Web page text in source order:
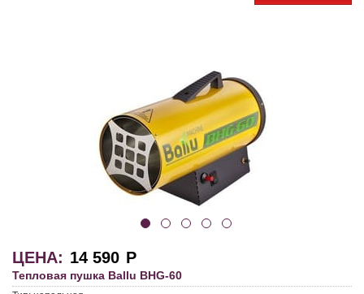
ЦЕНА: 14 590 Р
Тепловая пушка Ballu BHG-60